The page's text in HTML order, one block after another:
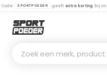
Code SPORTPOEDER geeft extra korting bij
Zoek een merk,